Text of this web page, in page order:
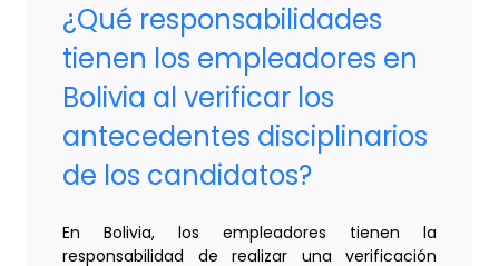
¿Qué responsabilidades
tienen los empleadores en
Bolivia al verificar los
antecedentes disciplinarios
de los candidatos?
En Bolivia, los empleadores tienen la
responsabilidad de realizar una verificación